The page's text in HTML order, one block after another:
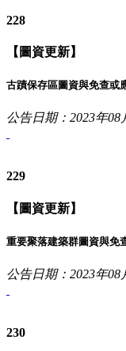
228
【圖資更新】
古蹟保存區圖資與免查或
公告日期：2023年08
229
【圖資更新】
重要聚落建築群圖資與免
公告日期：2023年08
230